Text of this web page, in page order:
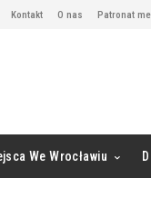
Kontakt O nas Patronat
We Wrocławiu